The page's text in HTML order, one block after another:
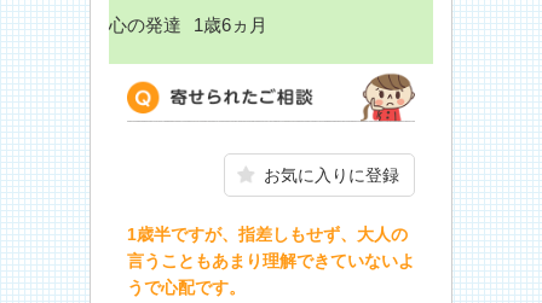
心の発達 1歳6ヵ月
お気に入りに登録
1歳半ですが、指差しもせず、大人の
言うこともあまり理解できていないよ
うで心配です。